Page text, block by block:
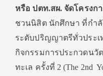
หรือ ปตท.สผ. จัดโครงกา
ชวนนิสิต นักศึกษาที่กำ
ระดับปริญญาตรีทั่วประเ
กิจกรรมการประกวดนวั
ทะเล ครั้งที่ 2 (The 2nd